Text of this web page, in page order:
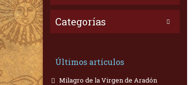
Categorías
Últimos artículos
Milagro de la Virgen de Aradón